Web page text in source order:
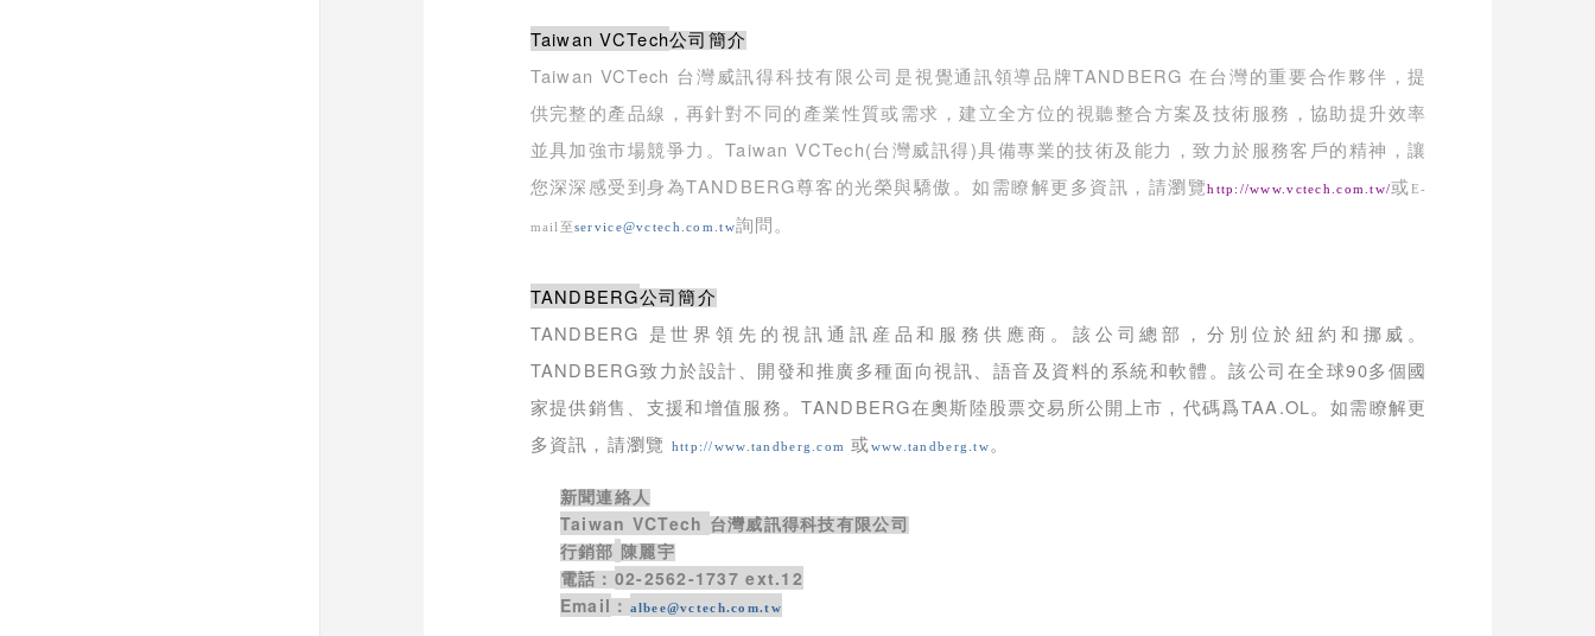
Taiwan VCTech公司簡介
Taiwan VCTech 台灣威訊得科技有限公司是視覺通訊領導品牌TANDBERG 在台灣的重要合作夥伴，提
供完整的產品線，再針對不同的產業性質或需求，建立全方位的視聽整合方案及技術服務，協助提升效率
並具加強市場競爭力。Taiwan VCTech(台灣威訊得)具備專業的技術及能力，致力於服務客戶的精神，讓
您深深感受到身為TANDBERG尊客的光榮與驕傲。如需瞭解更多資訊，請瀏覽http://www.vctech.com.tw/或 E-
mail 至service@vctech.com.tw詢問。
TANDBERG公司簡介
TANDBERG 是世界領先的視訊通訊産品和服務供應商。該公司總部，分別位於紐約和挪威。
TANDBERG致力於設計、開發和推廣多種面向視訊、語音及資料的系統和軟體。該公司在全球90多個國
家提供銷售、支援和增值服務。TANDBERG在奧斯陸股票交易所公開上市，代碼爲TAA.OL 。如需瞭解更
多資訊，請瀏覽
http://www.tandberg.com 或 www.tandberg.tw 。
新聞連絡人
Taiwan VCTech 台灣威訊得科技有限公司
行銷部 陳麗宇
電話： 02-2562-1737 ext.12
Email ： albee@vctech.com.tw